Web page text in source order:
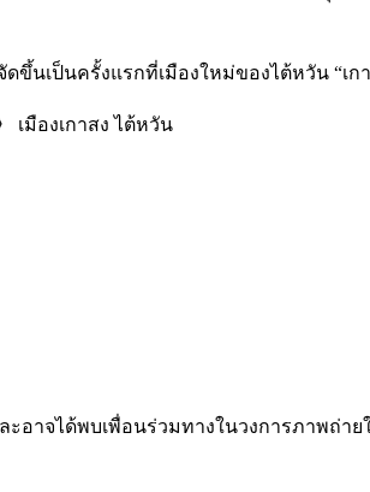
ดขึ้นเป็นครั้งแรกที่เมืองใหม่ของไต้หวัน “เก
เมืองเกาสง ไต้หวัน
อาจได้พบเพื่อนร่วมทางในวงการภาพถ่า